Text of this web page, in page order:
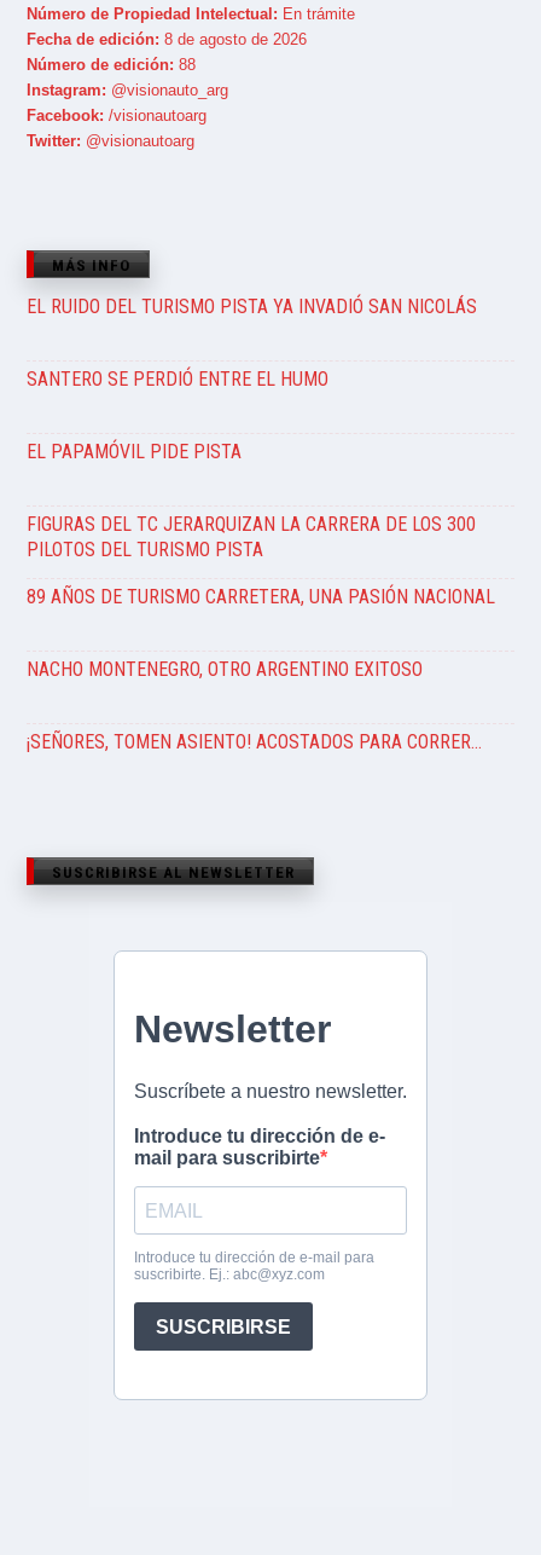
Número de Propiedad Intelectual: En trámite
Fecha de edición: 8 de agosto de 2026
Número de edición: 88
Instagram: @visionauto_arg
Facebook: /visionautoarg
Twitter: @visionautoarg
MÁS INFO
EL RUIDO DEL TURISMO PISTA YA INVADIÓ SAN NICOLÁS
SANTERO SE PERDIÓ ENTRE EL HUMO
EL PAPAMÓVIL PIDE PISTA
FIGURAS DEL TC JERARQUIZAN LA CARRERA DE LOS 300
PILOTOS DEL TURISMO PISTA
89 AÑOS DE TURISMO CARRETERA, UNA PASIÓN NACIONAL
NACHO MONTENEGRO, OTRO ARGENTINO EXITOSO
¡SEÑORES, TOMEN ASIENTO! ACOSTADOS PARA CORRER…
SUSCRIBIRSE AL NEWSLETTER